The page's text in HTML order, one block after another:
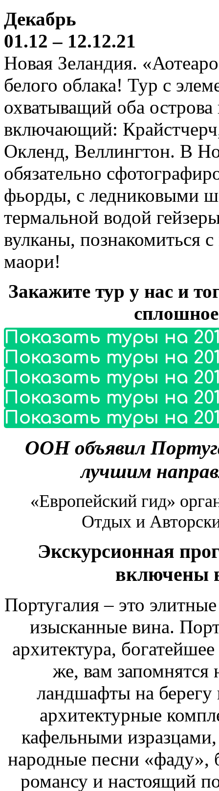
Декабрь
01.12 – 12.12.21
Новая Зеландия.
белого облака! Тур с
охватыващий оба
включающий:
Окленд, Веллингтон. В
обязательно
фьорды, с ледниковыми
термальной водой
вулканы, познакомиться
маори!
Закажите тур у нас и
Показать туры на
Показать туры на
Показать туры на
Показать туры на
Показать туры на
ООН объявил
лучшим
«Европейский гид»
Отдых и
Экскурсионная
включены
Португалия – это
изысканные вина.
архитектура,
же, вам
ландшафты на берегу
архитектурные
кафельными
народные песни «фаду»,
романсу и настоящий